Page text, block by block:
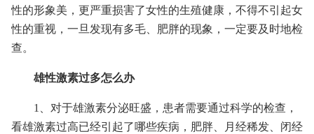
性的形象美，更严重损害了女性的生殖健康，不得不引起女
性的重视，一旦发现有多毛、肥胖的现象，一定要及时地检
查。
雄性激素过多怎么办
1、对于雄激素分泌旺盛，患者需要通过科学的检查，
看雄激素过高已经引起了哪些疾病，肥胖、月经稀发、闭经